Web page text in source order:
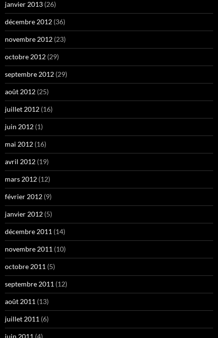
janvier 2013 (26)
décembre 2012 (36)
novembre 2012 (23)
octobre 2012 (29)
septembre 2012 (29)
août 2012 (25)
juillet 2012 (16)
juin 2012 (1)
mai 2012 (16)
avril 2012 (19)
mars 2012 (12)
février 2012 (9)
janvier 2012 (5)
décembre 2011 (14)
novembre 2011 (10)
octobre 2011 (5)
septembre 2011 (12)
août 2011 (13)
juillet 2011 (6)